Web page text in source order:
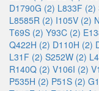
D1790G (2) L833F (2)
L8585R (2) I105V (2)
T69S (2) Y93C (2)
Q422H (2) D110H (2)
L31F (2) S252W (2)
R140Q (2) V106I (2)
P535H (2) P51S (2)